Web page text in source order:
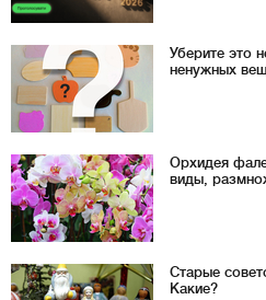
Уберите это
ненужных
Орхидея
виды,
Старые
Какие?